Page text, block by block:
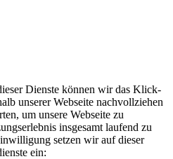
Dienste können wir das Klick-
unserer Webseite nachvollziehen
um unsere Webseite zu
insgesamt laufend zu
setzen wir auf dieser
ein: